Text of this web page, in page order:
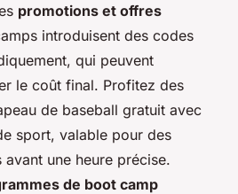
promotions et offres
introduisent des codes
qui peuvent
le coût final. Profitez des
de baseball gratuit avec
sport, valable pour des
une heure précise.
de boot camp